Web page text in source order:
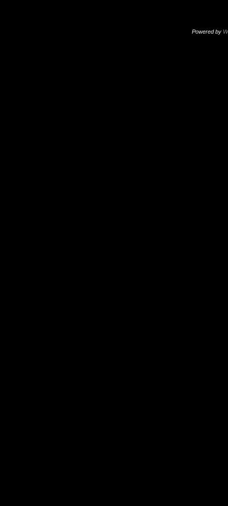
Powered by